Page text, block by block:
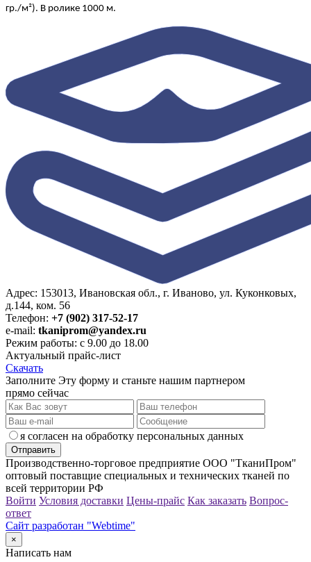
гр./м²). В ролике 1000 м.
Адрес: 153013, Ивановская обл., г. Иваново, ул. Куконковых,
д.144, ком. 56
Телефон: +7 (902) 317-52-17
e-mail: tkaniprom@yandex.ru
Режим работы: с 9.00 до 18.00
Актуальный прайс-лист
Скачать
Заполните Эту форму и станьте нашим партнером
прямо сейчас
я согласен на обработку персональных данных
Производственно-торговое предприятие ООО "ТканиПром"
оптовый поставщие специальных и технических тканей по
всей территории РФ
Войти Условия доставки Цены-прайс Как заказать Вопрос-
ответ
Сайт разработан "Webtime"
×
Написать нам